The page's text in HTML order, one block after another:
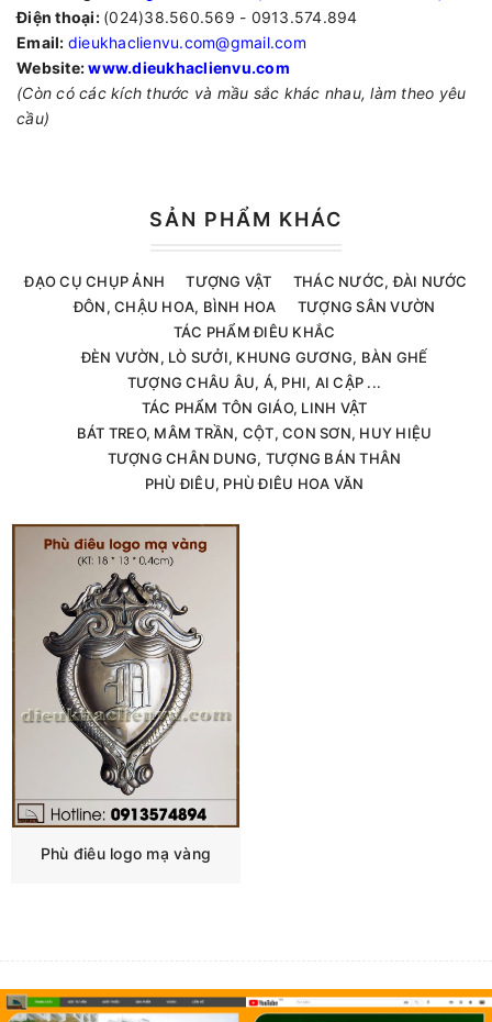
Điện thoại: (024)38.560.569 - 0913.574.894
Email: dieukhaclienvu.com@gmail.com
Website:www.dieukhaclienvu.com
(Còn có các kích thước và mầu sắc khác nhau, làm theo yêu
cầu)
SẢN PHẨM KHÁC
ĐẠO CỤ CHỤP ẢNH TƯỢNG VẬT
THÁC NƯỚC, ĐÀI NƯỚC
ĐÔN, CHẬU HOA, BÌNH HOA
TƯỢNG SÂN VƯỜN
TÁC PHẨM ĐIÊU KHẮC
ĐÈN VƯỜN, LÒ SƯỞI, KHUNG GƯƠNG, BÀN GHẾ
TƯỢNG CHÂU ÂU, Á, PHI, AI CẬP ...
TÁC PHẨM TÔN GIÁO, LINH VẬT
BÁT TREO, MÂM TRẦN, CỘT, CON SƠN, HUY HIỆU
TƯỢNG CHÂN DUNG, TƯỢNG BÁN THÂN
PHÙ ĐIÊU, PHÙ ĐIÊU HOA VĂN
Phù điêu logo mạ vàng